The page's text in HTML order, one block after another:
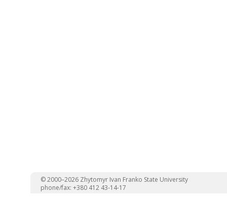
© 2000–2026 Zhytomyr Ivan Franko State University
phone/fax: +380 412 43-14-17